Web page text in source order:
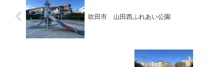
吹田市 山田西ふれあい公園